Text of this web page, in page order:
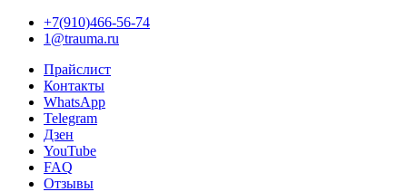
+7(910)466-56-74
1@trauma.ru
Прайслист
Контакты
WhatsApp
Telegram
Дзен
YouTube
FAQ
Отзывы